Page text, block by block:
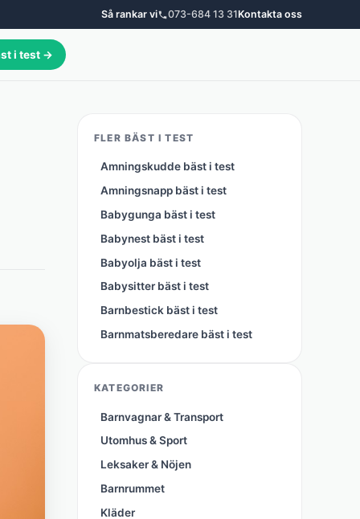
Så rankar vi 073-684 13 31Kontakta oss
i test →
FLER BÄST I TEST
Amningskudde bäst i test
Amningsnapp bäst i test
Babygunga bäst i test
Babynest bäst i test
Babyolja bäst i test
Babysitter bäst i test
Barnbestick bäst i test
Barnmatsberedare bäst i test
KATEGORIER
Barnvagnar & Transport
Utomhus & Sport
Leksaker & Nöjen
Barnrummet
Kläder